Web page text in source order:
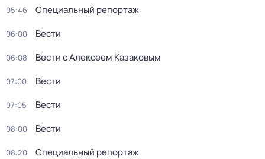
05:46 Специальный репортаж
06:00 Вести
06:08 Вести с Алексеем Казаковым
07:00 Вести
07:05 Вести
08:00 Вести
08:20 Специальный репортаж